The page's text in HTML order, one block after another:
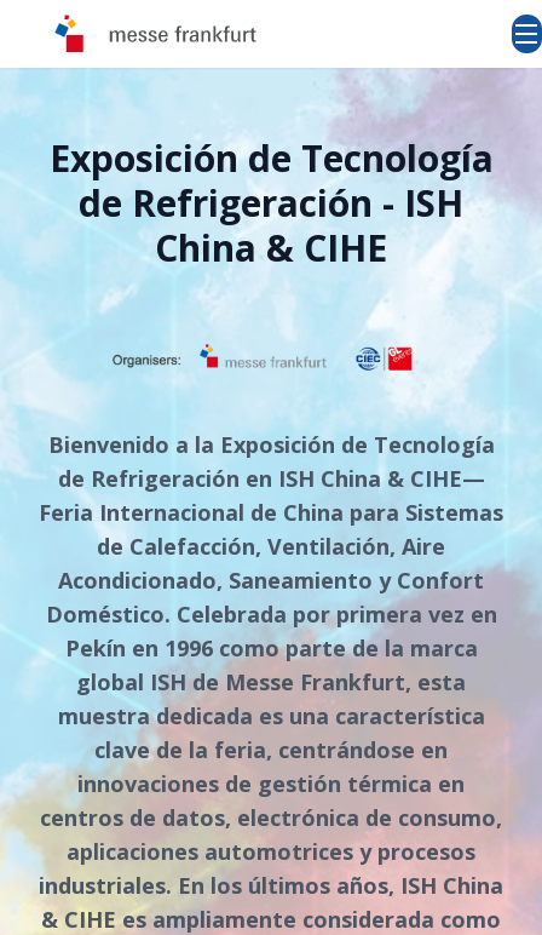
Exposición de Tecnología
de Refrigeración - ISH
China & CIHE
Bienvenido a la Exposición de Tecnología
de Refrigeración en ISH China & CIHE—
Feria Internacional de China para Sistemas
de Calefacción, Ventilación, Aire
Acondicionado, Saneamiento y Confort
Doméstico. Celebrada por primera vez en
Pekín en 1996 como parte de la marca
global ISH de Messe Frankfurt, esta
muestra dedicada es una característica
clave de la feria, centrándose en
innovaciones de gestión térmica en
centros de datos, electrónica de consumo,
aplicaciones automotrices y procesos
industriales. En los últimos años, ISH China
& CIHE es ampliamente considerada como